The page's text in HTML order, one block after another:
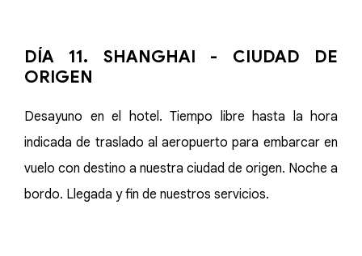
DÍA 11. SHANGHAI - CIUDAD DE
ORIGEN
Desayuno en el hotel. Tiempo libre hasta la hora
indicada de traslado al aeropuerto para embarcar en
vuelo con destino a nuestra ciudad de origen. Noche a
bordo. Llegada y fin de nuestros servicios.